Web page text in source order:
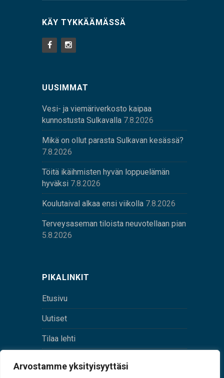
Arvostamme yksityisyyttäsi
KÄY TYKKÄÄMÄSSÄ
UUSIMMAT
Vesi- ja viemäriverkosto kaipaa
kunnostusta Sulkavalla 7.8.2026
Mikä on ollut parasta Sulkavan kesässä?
7.8.2026
Töitä ikäihmisten hyvän loppuelämän
hyväksi 7.8.2026
Koulutaival alkaa ensi viikolla 7.8.2026
Terveysaseman tiloista neuvotellaan pian
5.8.2026
PIKALINKIT
Etusivu
Uutiset
Tilaa lehti